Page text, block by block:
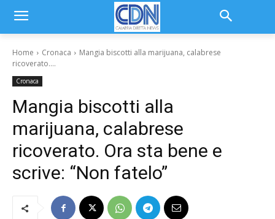
Home Cronaca
Mangia biscotti alla marijuana, calabrese
ricoverato....
Cronaca
Mangia biscotti alla
marijuana, calabrese
ricoverato. Ora sta bene e
scrive: “Non fatelo”